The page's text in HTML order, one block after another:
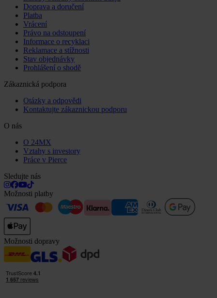
Doprava a doručení
Platba
Vrácení
Právo na odstoupení
Informace o recyklaci
Reklamace a stížnosti
Stav objednávky
Prohlášení o shodě
Zákaznická podpora
Otázky a odpovědi
Kontaktujte zákaznickou podporu
O nás
O 24MX
Vztahy s investory
Práce v Pierce
Sledujte nás
Možnosti platby
Možnosti dopravy